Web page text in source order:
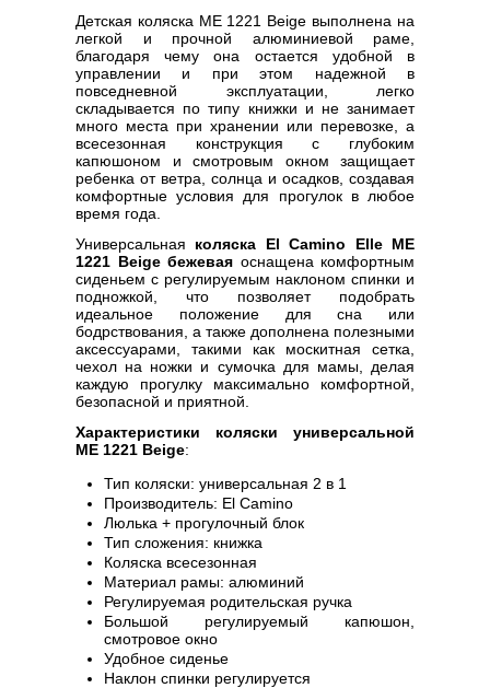
Детская коляска ME 1221 Beige выполнена на
легкой и прочной алюминиевой раме,
благодаря чему она остается удобной в
управлении и при этом надежной в
повседневной эксплуатации, легко
складывается по типу книжки и не занимает
много места при хранении или перевозке, а
всесезонная конструкция с глубоким
капюшоном и смотровым окном защищает
ребенка от ветра, солнца и осадков, создавая
комфортные условия для прогулок в любое
время года.
Универсальная коляска El Camino Elle ME
1221 Beige бежевая оснащена комфортным
сиденьем с регулируемым наклоном спинки и
подножкой, что позволяет подобрать
идеальное положение для сна или
бодрствования, а также дополнена полезными
аксессуарами, такими как москитная сетка,
чехол на ножки и сумочка для мамы, делая
каждую прогулку максимально комфортной,
безопасной и приятной.
Характеристики коляски универсальной
ME 1221 Beige:
Тип коляски: универсальная 2 в 1
Производитель: El Camino
Люлька + прогулочный блок
Тип сложения: книжка
Коляска всесезонная
Материал рамы: алюминий
Регулируемая родительская ручка
Большой регулируемый капюшон,
смотровое окно
Удобное сиденье
Наклон спинки регулируется